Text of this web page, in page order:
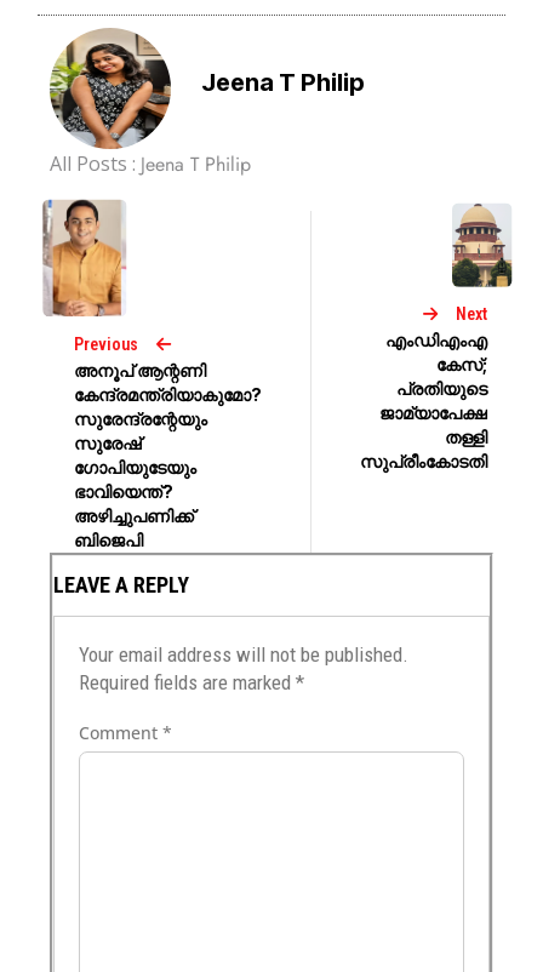
Jeena T Philip
All Posts : Jeena T Philip
Previous
അനൂപ് ആന്റണി
കേന്ദ്രമന്ത്രിയാകുമോ?
സുരേന്ദ്രന്റേയും
സുരേഷ് ​
ഗോപിയുടേയും
ഭാവിയെന്ത്?
അഴിച്ചുപണിക്ക്
ബിജെപി
Next
എംഡിഎംഎ
കേസ്;
പ്രതിയുടെ
ജാമ്യാപേക്ഷ
തള്ളി
സുപ്രീംകോടതി
LEAVE A REPLY
Your email address will not be published.
Required fields are marked*
Comment*